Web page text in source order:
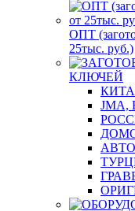
ОПТ
25тыс. руб.)
КЛЮЧЕЙ
JMA,